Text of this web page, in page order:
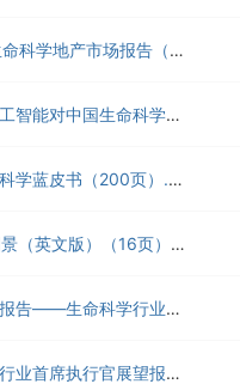
Avison Young：2025年下半年美国生命科学地产市场报告（英文版）（19页）.pdf
毕马威：释放潜力：2026年生成式人工智能对中国生命科学行业的影响报告（18页）.pdf
汉坤律师事务所：2025年度汉坤生命科学蓝皮书（200页）.pdf
ICON：生命科学行业的数字化颠覆图景（英文版）（16页）.pdf
德勤咨询：2026年生命科学行业展望报告——生命科学行业高管认为企业财务前景比较乐观，但需在复杂国际局势中增强韧性（15页）.pdf
毕马威：2025年毕马威全球生命科学行业首席执行官展望报告（23页）.pdf